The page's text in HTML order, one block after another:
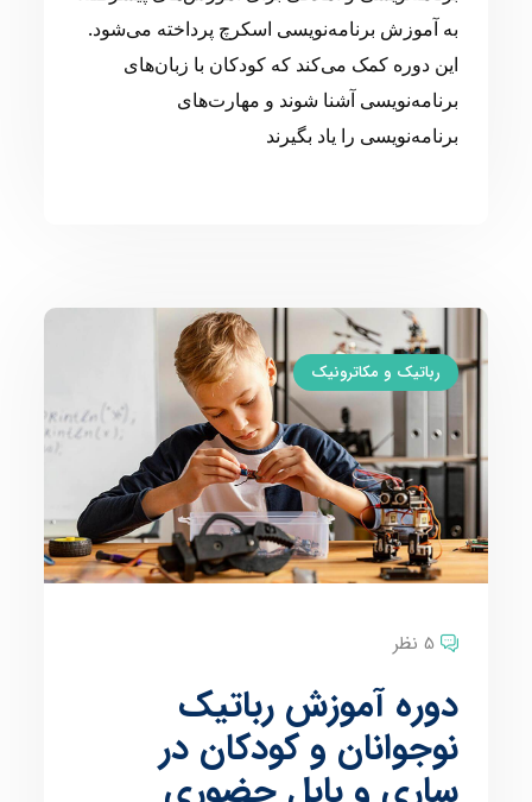
به آموزش برنامه‌نویسی اسکرچ پرداخته می‌شود.
این دوره کمک می‌کند که کودکان با زبان‌های
برنامه‌نویسی آشنا شوند و مهارت‌های
برنامه‌نویسی را یاد بگیرند
رباتیک و مکاترونیک
5 نظر
دوره آموزش رباتیک
نوجوانان و کودکان در